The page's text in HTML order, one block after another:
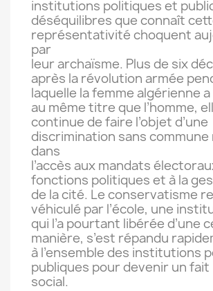
institutions politiques et
déséquilibres que connaît
représentativité choquent
par
leur archaïsme. Plus de six
après la révolution armée
laquelle la femme algérienne
au même titre que l’homme,
continue de faire l’objet d’une
discrimination sans commune
dans
l’accès aux mandats
fonctions politiques et à la
de la cité. Le conservatisme
véhiculé par l’école, une
qui l’a pourtant libérée d’une
manière, s’est répandu
à l’ensemble des institutions
publiques pour devenir un fait
social.